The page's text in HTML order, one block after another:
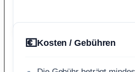
💶Kosten / Gebühren